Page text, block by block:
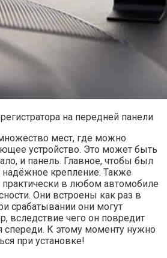
на передней панели
мест, где можно
устройство. Это может быть
и панель. Главное, чтобы был
крепление. Также
практически в любом автомобиле
Они встроены как раз в
срабатывании они могут
вследствие чего он повредит
спереди. К этому моменту нужно
при установке!